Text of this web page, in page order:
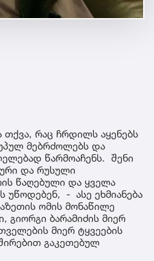
თქვა, რაც ჩრდილს აყენებს
მებრძოლებს და
წარმოაჩენს. შენი
და რუსული
წაღებული და ყველა
- ასე ეხმიანება
ომის მონაწილე
გიორგი ბარამიძის მიერ
მიერ ტყვეების
გაკეთებულ